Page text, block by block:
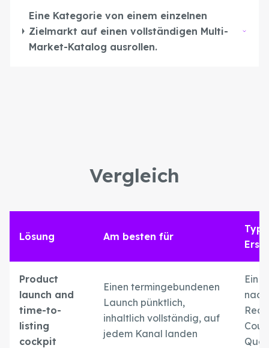
Eine Kategorie von einem einzelnen
Zielmarkt auf einen vollständigen Multi-
Market-Katalog ausrollen.
Vergleich
Lösung Am besten für
Product
launch and
time-to-
listing
cockpit
Einen termingebundenen
Launch pünktlich,
inhaltlich vollständig, auf
jedem Kanal landen
Ein